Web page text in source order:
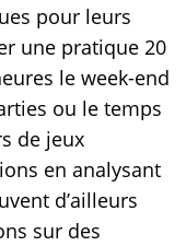
pour leurs
une pratique 20
le week-end
ou le temps
de jeux
en analysant
d’ailleurs
sur des